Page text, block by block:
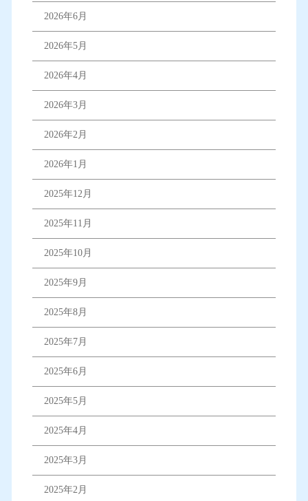
2026年6月
2026年5月
2026年4月
2026年3月
2026年2月
2026年1月
2025年12月
2025年11月
2025年10月
2025年9月
2025年8月
2025年7月
2025年6月
2025年5月
2025年4月
2025年3月
2025年2月